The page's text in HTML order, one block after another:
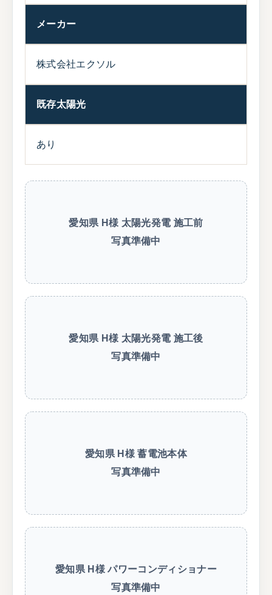
メーカー
株式会社エクソル
既存太陽光
あり
愛知県 H様 太陽光発電 施工前
写真準備中
愛知県 H様 太陽光発電 施工後
写真準備中
愛知県 H様 蓄電池本体
写真準備中
愛知県 H様 パワーコンディショナー
写真準備中